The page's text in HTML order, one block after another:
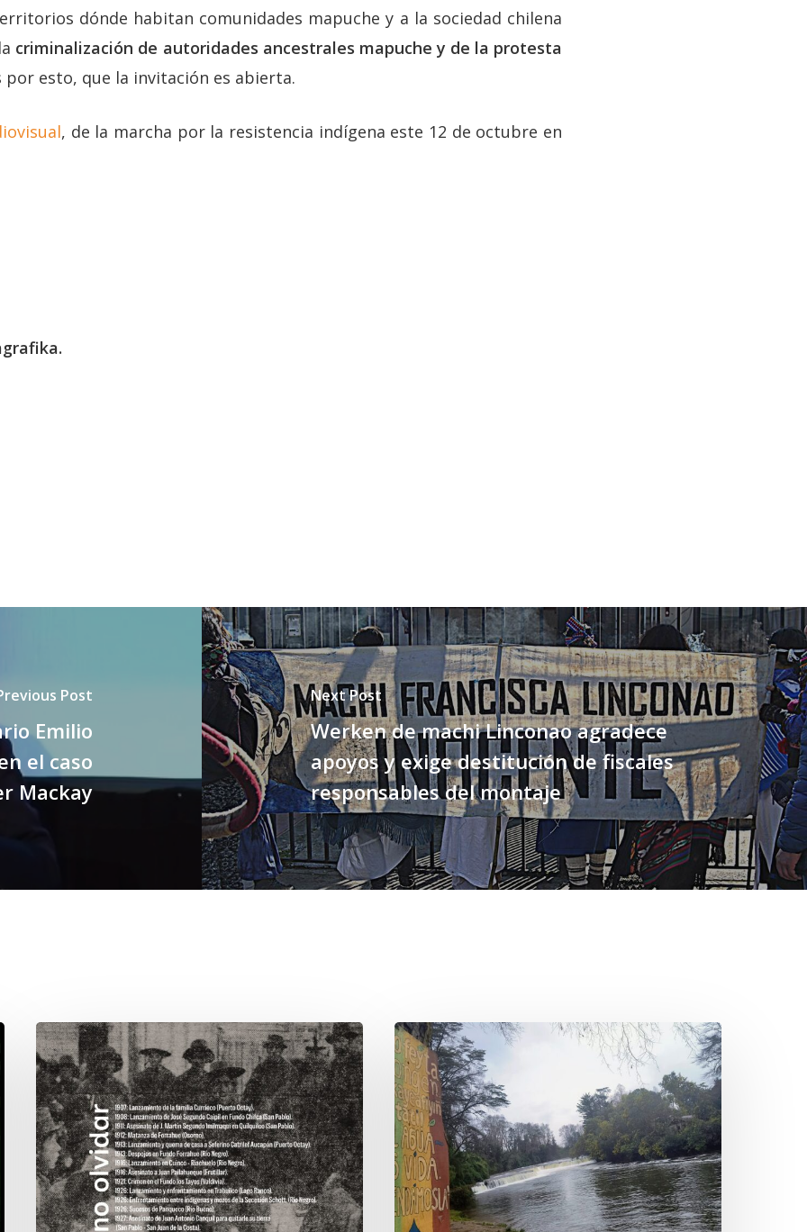
dónde habitan comunidades mapuche y a la sociedad chilena
criminalización de autoridades ancestrales mapuche y de la protesta
por esto, que la invitación es abierta.
, de la marcha por la resistencia indígena este 12 de octubre en
Post
Emilio
el caso
Mackay
Next Post
Werken de machi Linconao agradece
apoyos y exige destitución de fiscales
responsables del montaje
Chawrakawin:
Palimpsesto
explora
a
través
del
arte
En
defensa
del
Salto
Donguil
y
el